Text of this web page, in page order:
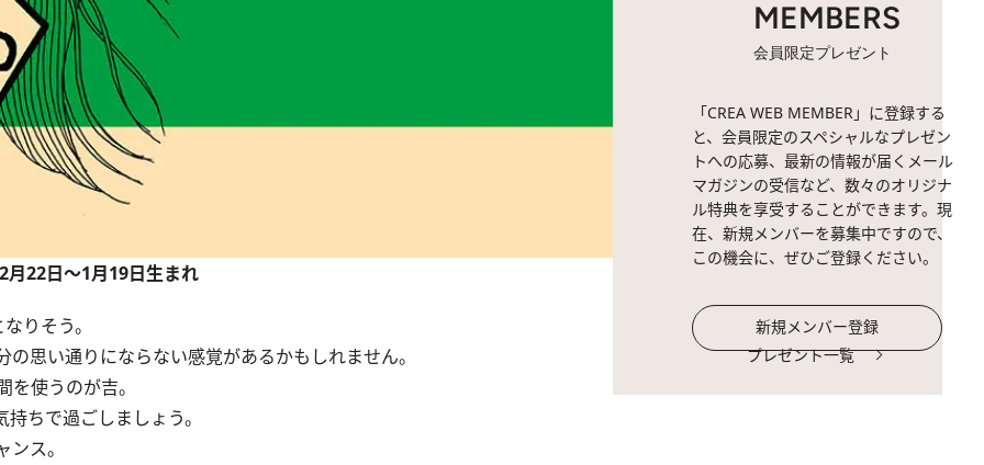
月22日～1月19日生まれ
りそう。
思い通りにならない感覚があるかもしれません。
使うのが吉。
ちで過ごしましょう。
ス。
MEMBERS
会員限定プレゼント
「CREA WEB MEMBER」に登録する
と、会員限定のスペシャルなプレゼン
トへの応募、最新の情報が届くメール
マガジンの受信など、数々のオリジナ
ル特典を享受することができます。現
在、新規メンバーを募集中ですので、
この機会に、ぜひご登録ください。
新規メンバー登録
プレゼント一覧